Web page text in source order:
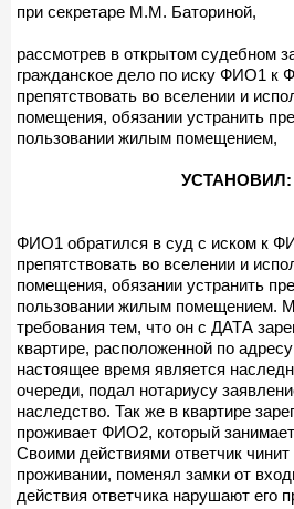
при секретаре М.М. Баториной,
рассмотрев в открытом судебном
гражданское дело по иску ФИО1 к
препятствовать во вселении и
помещения, обязании устранить
пользовании жилым помещением,
УСТАНОВИЛ:
ФИО1 обратился в суд с иском к
препятствовать во вселении и
помещения, обязании устранить
пользовании жилым помещением.
требования тем, что он с ДАТА
квартире, расположенной по
настоящее время является
очереди, подал нотариусу
наследство. Так же в квартире
проживает ФИО2, который
Своими действиями ответчик чинит
проживании, поменял замки от
действия ответчика нарушают его